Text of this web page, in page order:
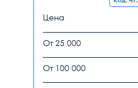
Цена
От 25 000
От 100 000